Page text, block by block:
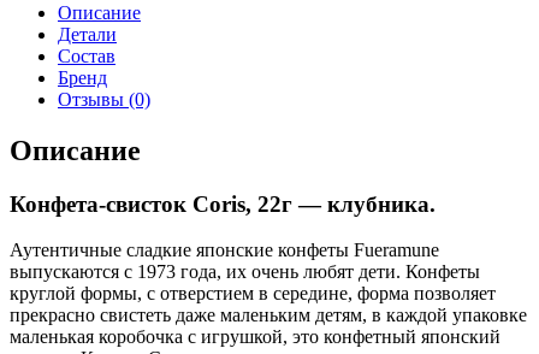
Описание
Детали
Состав
Бренд
Отзывы (0)
Описание
Конфета-свисток Coris, 22г — клубника.
Аутентичные сладкие японские конфеты Fueramune
выпускаются с 1973 года, их очень любят дети. Конфеты
круглой формы, с отверстием в середине, форма позволяет
прекрасно свистеть даже маленьким детям, в каждой упаковке
маленькая коробочка с игрушкой, это конфетный японский